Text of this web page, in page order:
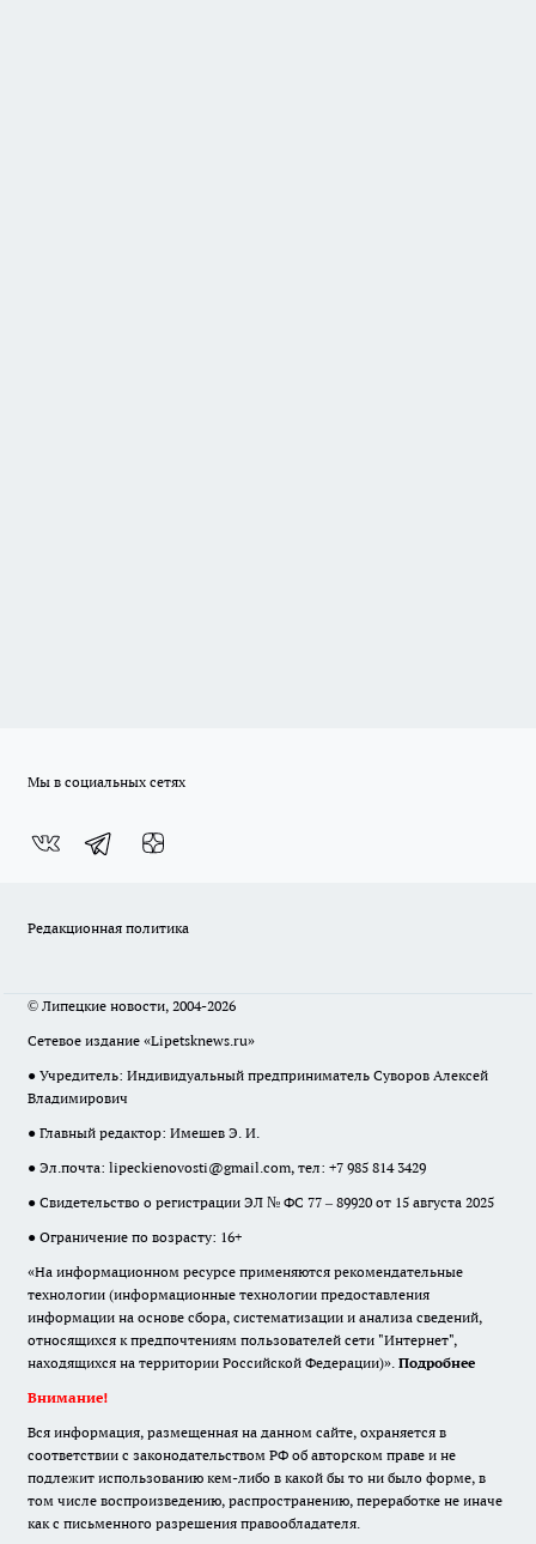
Мы в социальных сетях
Редакционная политика
© Липецкие новости, 2004-2026
Сетевое издание «Lipetsknews.ru»
● Учредитель: Индивидуальный предприниматель Суворов Алексей
Владимирович
● Главный редактор: Имешев Э. И.
● Эл.почта: lipeckienovosti@gmail.com, тел: +7 985 814 3429
● Свидетельство о регистрации ЭЛ № ФС 77 – 89920 от 15 августа 2025
● Ограничение по возрасту: 16+
«На информационном ресурсе применяются рекомендательные
технологии (информационные технологии предоставления
информации на основе сбора, систематизации и анализа сведений,
относящихся к предпочтениям пользователей сети "Интернет",
находящихся на территории Российской Федерации)». Подробнее
Внимание!
Вся информация, размещенная на данном сайте, охраняется в
соответствии с законодательством РФ об авторском праве и не
подлежит использованию кем-либо в какой бы то ни было форме, в
том числе воспроизведению, распространению, переработке не иначе
как с письменного разрешения правообладателя.